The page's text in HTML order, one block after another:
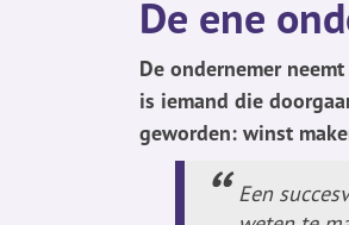
De ene
De ondernemer
is iemand die
geworden: winst
Een